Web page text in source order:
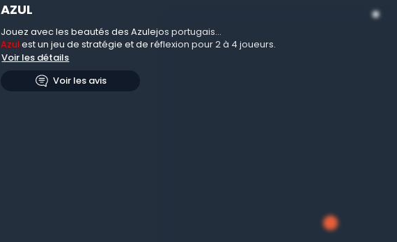
AZUL
Jouez avec les beautés des Azulejos portugais...
Azul est un jeu de stratégie et de réflexion pour 2 à 4 joueurs.
Voir les détails
Voir les avis